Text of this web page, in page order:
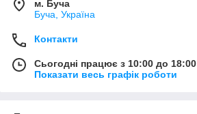
м. Буча
Буча, Україна
Контакти
Сьогодні працює з 10:00 до 18:00
Показати весь графік роботи